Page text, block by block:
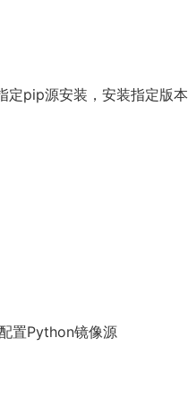
定pip源安装，安装指定版本
置Python镜像源